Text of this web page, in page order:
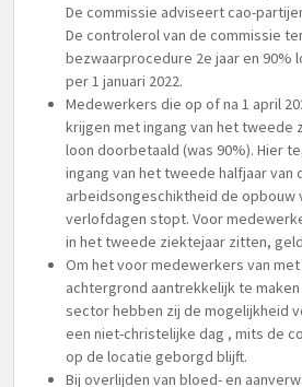
De commissie adviseert cao-
De controlerol van de commissie
bezwaarprocedure 2e jaar en 90%
per 1 januari 2022.
Medewerkers die op of na 1 april
krijgen met ingang van het tweede
loon doorbetaald (was 90%). Hier
ingang van het tweede halfjaar van
arbeidsongeschiktheid de opbouw
verlofdagen stopt. Voor
in het tweede ziektejaar zitten,
Om het voor medewerkers van
achtergrond aantrekkelijk te
sector hebben zij de mogelijkheid
een niet-christelijke dag , mits de
op de locatie geborgd blijft.
Bij overlijden van bloed- en